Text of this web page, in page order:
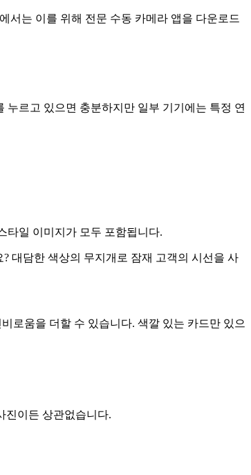
서는 이를 위해 전문 수동 카메라 앱을 다운로드
르고 있으면 충분하지만 일부 기기에는 특정 연
타일 이미지가 모두 포함됩니다.
대담한 색상의 무지개로 잠재 고객의 시선을 사
로움을 더할 수 있습니다. 색깔 있는 카드만 있으
진이든 상관없습니다.